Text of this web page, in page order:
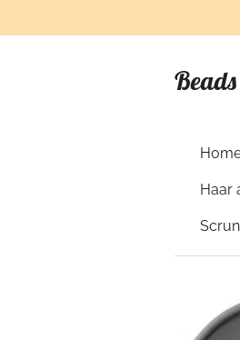
direct
Haar